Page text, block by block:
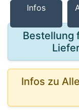
Infos
Bestellung
Infos zu